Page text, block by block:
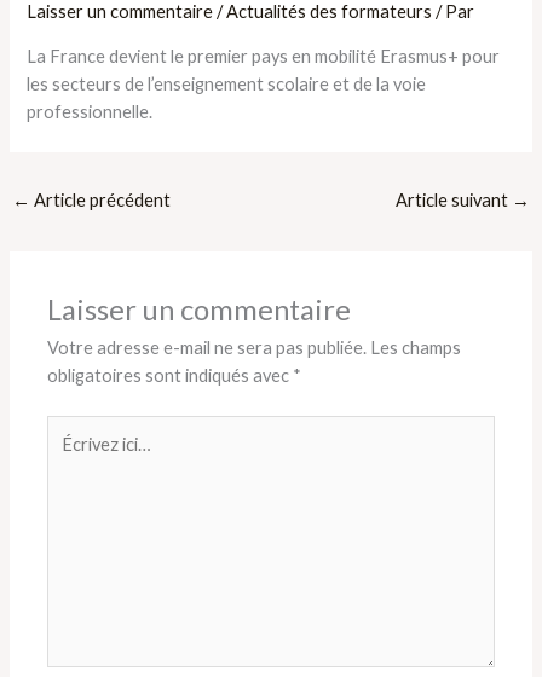
Laisser un commentaire /Actualités des formateurs / Par
La France devient le premier pays en mobilité Erasmus+ pour
les secteurs de l’enseignement scolaire et de la voie
professionnelle.
← Article précédent Article suivant →
Laisser un commentaire
Votre adresse e-mail ne sera pas publiée. Les champs
obligatoires sont indiqués avec *
ici…